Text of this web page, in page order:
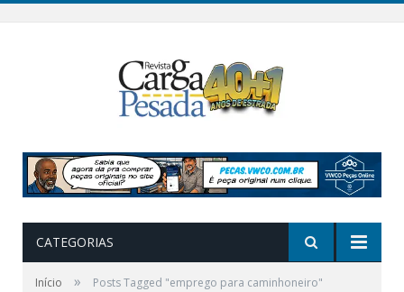
CATEGORIAS
Início » Posts Tagged "emprego para caminhoneiro"